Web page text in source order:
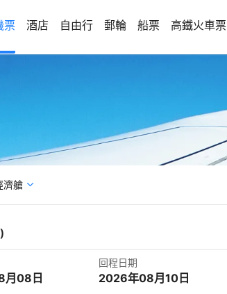
票 酒店 自由行 郵輪 船票 高鐵火車票
濟艙
08日
回程日期
2026年08月10日